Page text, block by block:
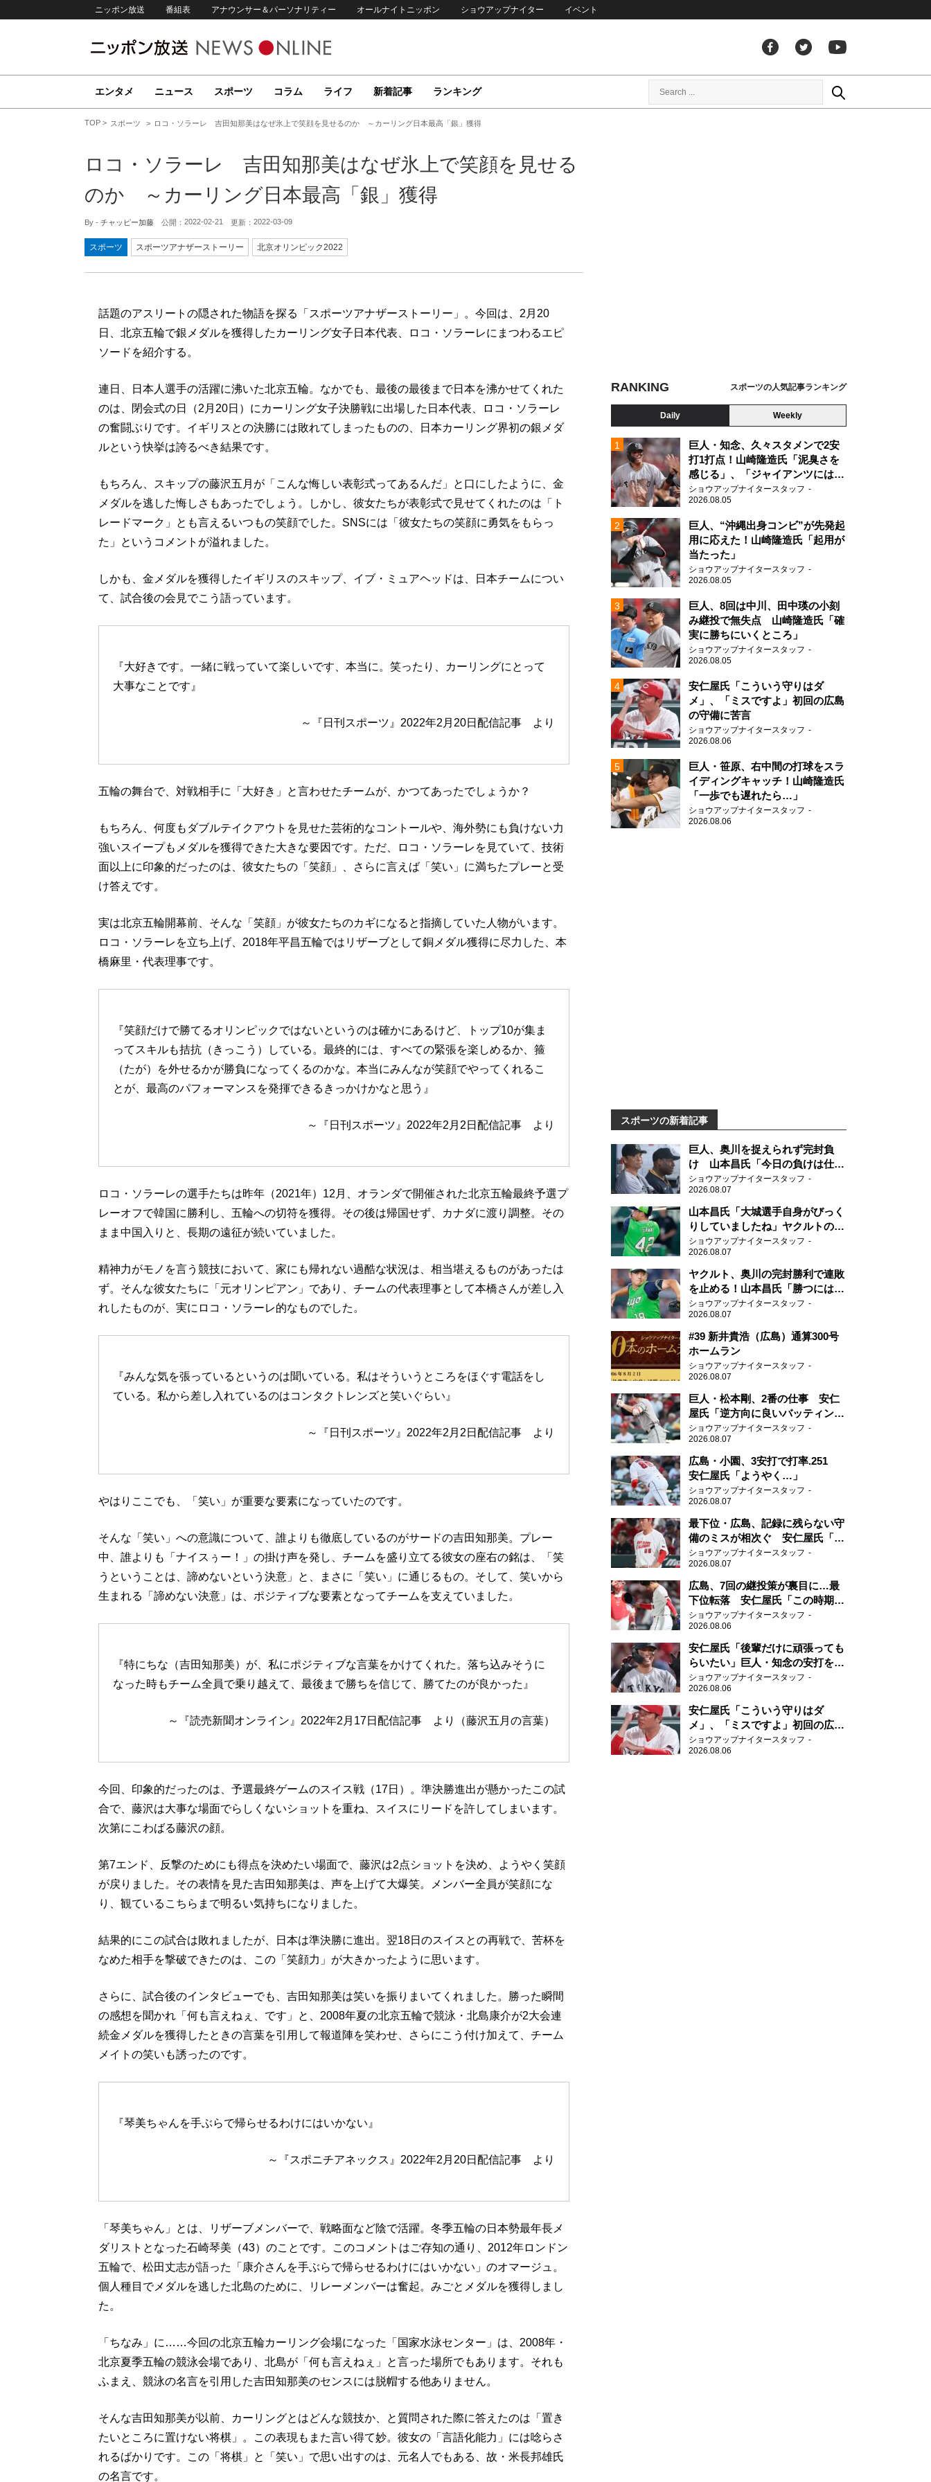
ニッポン放送 番組表 アナウンサー＆パーソナリティー オールナイトニッポン ショウアップナイター イベント
エンタメ ニュース スポーツ コラム ライフ 新着記事 ランキング
TOP スポーツ ロコ・ソラーレ 吉田知那美はなぜ氷上で笑顔を見せるのか ～カーリング日本最高「銀」獲得
ロコ・ソラーレ 吉田知那美はなぜ氷上で笑顔を見せる
のか ～カーリング日本最高「銀」獲得
By - チャッピー加藤 公開： 2022-02-21 更新： 2022-03-09
スポーツ スポーツアナザーストーリー 北京オリンピック2022
話題のアスリートの隠された物語を探る「スポーツアナザーストーリー」。今回は、2月20
日、北京五輪で銀メダルを獲得したカーリング女子日本代表、ロコ・ソラーレにまつわるエピ
ソードを紹介する。
連日、日本人選手の活躍に沸いた北京五輪。なかでも、最後の最後まで日本を沸かせてくれた
のは、閉会式の日（2月20日）にカーリング女子決勝戦に出場した日本代表、ロコ・ソラーレ
の奮闘ぶりです。イギリスとの決勝には敗れてしまったものの、日本カーリング界初の銀メダ
ルという快挙は誇るべき結果です。
もちろん、スキップの藤沢五月が「こんな悔しい表彰式ってあるんだ」と口にしたように、金
メダルを逃した悔しさもあったでしょう。しかし、彼女たちが表彰式で見せてくれたのは「ト
レードマーク」とも言えるいつもの笑顔でした。SNSには「彼女たちの笑顔に勇気をもらっ
た」というコメントが溢れました。
しかも、金メダルを獲得したイギリスのスキップ、イブ・ミュアヘッドは、日本チームについ
て、試合後の会見でこう語っています。
『大好きです。一緒に戦っていて楽しいです、本当に。笑ったり、カーリングにとって
大事なことです』
～『日刊スポーツ』2022年2月20日配信記事 より
五輪の舞台で、対戦相手に「大好き」と言わせたチームが、かつてあったでしょうか？
もちろん、何度もダブルテイクアウトを見せた芸術的なコントールや、海外勢にも負けない力
強いスイープもメダルを獲得できた大きな要因です。ただ、ロコ・ソラーレを見ていて、技術
面以上に印象的だったのは、彼女たちの「笑顔」、さらに言えば「笑い」に満ちたプレーと受
け答えです。
実は北京五輪開幕前、そんな「笑顔」が彼女たちのカギになると指摘していた人物がいます。
ロコ・ソラーレを立ち上げ、2018年平昌五輪ではリザーブとして銅メダル獲得に尽力した、本
橋麻里・代表理事です。
『笑顔だけで勝てるオリンピックではないというのは確かにあるけど、トップ10が集ま
ってスキルも拮抗（きっこう）している。最終的には、すべての緊張を楽しめるか、箍
（たが）を外せるかが勝負になってくるのかな。本当にみんなが笑顔でやってくれるこ
とが、最高のパフォーマンスを発揮できるきっかけかなと思う』
～『日刊スポーツ』2022年2月2日配信記事 より
ロコ・ソラーレの選手たちは昨年（2021年）12月、オランダで開催された北京五輪最終予選プ
レーオフで韓国に勝利し、五輪への切符を獲得。その後は帰国せず、カナダに渡り調整。その
まま中国入りと、長期の遠征が続いていました。
精神力がモノを言う競技において、家にも帰れない過酷な状況は、相当堪えるものがあったは
ず。そんな彼女たちに「元オリンピアン」であり、チームの代表理事として本橋さんが差し入
れしたものが、実にロコ・ソラーレ的なものでした。
『みんな気を張っているというのは聞いている。私はそういうところをほぐす電話をし
ている。私から差し入れているのはコンタクトレンズと笑いぐらい』
～『日刊スポーツ』2022年2月2日配信記事 より
やはりここでも、「笑い」が重要な要素になっていたのです。
そんな「笑い」への意識について、誰よりも徹底しているのがサードの吉田知那美。プレー
中、誰よりも「ナイスぅー！」の掛け声を発し、チームを盛り立てる彼女の座右の銘は、「笑
うということは、諦めないという決意」と、まさに「笑い」に通じるもの。そして、笑いから
生まれる「諦めない決意」は、ポジティブな要素となってチームを支えていました。
『特にちな（吉田知那美）が、私にポジティブな言葉をかけてくれた。落ち込みそうに
なった時もチーム全員で乗り越えて、最後まで勝ちを信じて、勝てたのが良かった』
～『読売新聞オンライン』2022年2月17日配信記事 より（藤沢五月の言葉）
今回、印象的だったのは、予選最終ゲームのスイス戦（17日）。準決勝進出が懸かったこの試
合で、藤沢は大事な場面でらしくないショットを重ね、スイスにリードを許してしまいます。
次第にこわばる藤沢の顔。
第7エンド、反撃のためにも得点を決めたい場面で、藤沢は2点ショットを決め、ようやく笑顔
が戻りました。その表情を見た吉田知那美は、声を上げて大爆笑。メンバー全員が笑顔にな
り、観ているこちらまで明るい気持ちになりました。
結果的にこの試合は敗れましたが、日本は準決勝に進出。翌18日のスイスとの再戦で、苦杯を
なめた相手を撃破できたのは、この「笑顔力」が大きかったように思います。
さらに、試合後のインタビューでも、吉田知那美は笑いを振りまいてくれました。勝った瞬間
の感想を聞かれ「何も言えねぇ、です」と、2008年夏の北京五輪で競泳・北島康介が2大会連
続金メダルを獲得したときの言葉を引用して報道陣を笑わせ、さらにこう付け加えて、チーム
メイトの笑いも誘ったのです。
『琴美ちゃんを手ぶらで帰らせるわけにはいかない』
～『スポニチアネックス』2022年2月20日配信記事 より
「琴美ちゃん」とは、リザーブメンバーで、戦略面など陰で活躍。冬季五輪の日本勢最年長メ
ダリストとなった石崎琴美（43）のことです。このコメントはご存知の通り、2012年ロンドン
五輪で、松田丈志が語った「康介さんを手ぶらで帰らせるわけにはいかない」のオマージュ。
個人種目でメダルを逃した北島のために、リレーメンバーは奮起。みごとメダルを獲得しまし
た。
「ちなみ」に……今回の北京五輪カーリング会場になった「国家水泳センター」は、2008年・
北京夏季五輪の競泳会場であり、北島が「何も言えねぇ」と言った場所でもあります。それも
ふまえ、競泳の名言を引用した吉田知那美のセンスには脱帽する他ありません。
そんな吉田知那美が以前、カーリングとはどんな競技か、と質問された際に答えたのは「置き
たいところに置けない将棋」。この表現もまた言い得て妙。彼女の「言語化能力」には唸らさ
れるばかりです。この「将棋」と「笑い」で思い出すのは、元名人でもある、故・米長邦雄氏
の名言です。
RANKING スポーツの人気記事ランキング
Daily Weekly
巨人・知念、久々スタメンで2安
打1打点！山崎隆造氏「泥臭さを
感じる」、「ジャイアンツには少
ないタイプ」
ショウアップナイタースタッフ
2026.08.05
巨人、“沖縄出身コンビ”が先発起
用に応えた！山崎隆造氏「起用が
当たった」
ショウアップナイタースタッフ
2026.08.05
巨人、8回は中川、田中瑛の小刻
み継投で無失点 山崎隆造氏「確
実に勝ちにいくところ」
ショウアップナイタースタッフ
2026.08.05
安仁屋氏「こういう守りはダ
メ」、「ミスですよ」初回の広島
の守備に苦言
ショウアップナイタースタッフ
2026.08.06
巨人・笹原、右中間の打球をスラ
イディングキャッチ！山崎隆造氏
「一歩でも遅れたら…」
ショウアップナイタースタッフ
2026.08.06
スポーツの新着記事
巨人、奥川を捉えられず完封負
け 山本昌氏「今日の負けは仕方
がない」
ショウアップナイタースタッフ
2026.08.07
山本昌氏「大城選手自身がびっく
りしていましたね」ヤクルトのフ
ァースト・澤井の判断を評価
ショウアップナイタースタッフ
2026.08.07
ヤクルト、奥川の完封勝利で連敗
を止める！山本昌氏「勝つにはこ
ういう形しかない」
ショウアップナイタースタッフ
2026.08.07
#39 新井貴浩（広島）通算300号
ホームラン
ショウアップナイタースタッフ
2026.08.07
巨人・松本剛、2番の仕事 安仁
屋氏「逆方向に良いバッティン
グ」
ショウアップナイタースタッフ
2026.08.07
広島・小園、3安打で打率.251
安仁屋氏「ようやく…」
ショウアップナイタースタッフ
2026.08.07
最下位・広島、記録に残らない守
備のミスが相次ぐ 安仁屋氏「最
近守りのミスが多い」
ショウアップナイタースタッフ
2026.08.07
広島、7回の継投策が裏目に…最
下位転落 安仁屋氏「この時期に
来て勉強はない」
ショウアップナイタースタッフ
2026.08.06
安仁屋氏「後輩だけに頑張っても
らいたい」巨人・知念の安打を喜
ぶ
ショウアップナイタースタッフ
2026.08.06
安仁屋氏「こういう守りはダ
メ」、「ミスですよ」初回の広島
の守備に苦言
ショウアップナイタースタッフ
2026.08.06